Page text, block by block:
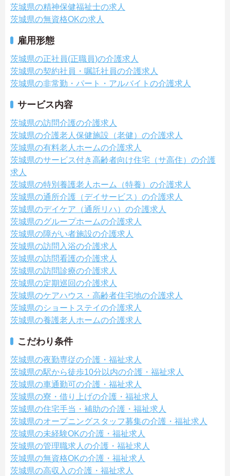
茨城県の精神保健福祉士の求人
茨城県の無資格OKの求人
雇用形態
茨城県の正社員(正職員)の介護求人
茨城県の契約社員・嘱託社員の介護求人
茨城県の非常勤・パート・アルバイトの介護求人
サービス内容
茨城県の訪問介護の介護求人
茨城県の介護老人保健施設（老健）の介護求人
茨城県の有料老人ホームの介護求人
茨城県のサービス付き高齢者向け住宅（サ高住）の介護
求人
茨城県の特別養護老人ホーム（特養）の介護求人
茨城県の通所介護（デイサービス）の介護求人
茨城県のデイケア（通所リハ）の介護求人
茨城県のグループホームの介護求人
茨城県の障がい者施設の介護求人
茨城県の訪問入浴の介護求人
茨城県の訪問看護の介護求人
茨城県の訪問診療の介護求人
茨城県の定期巡回の介護求人
茨城県のケアハウス・高齢者住宅地の介護求人
茨城県のショートステイの介護求人
茨城県の養護老人ホームの介護求人
こだわり条件
茨城県の夜勤専従の介護・福祉求人
茨城県の駅から徒歩10分以内の介護・福祉求人
茨城県の車通勤可の介護・福祉求人
茨城県の寮・借り上げの介護・福祉求人
茨城県の住宅手当・補助の介護・福祉求人
茨城県のオープニングスタッフ募集の介護・福祉求人
茨城県の未経験OKの介護・福祉求人
茨城県の管理職求人の介護・福祉求人
茨城県の無資格OKの介護・福祉求人
茨城県の高収入の介護・福祉求人